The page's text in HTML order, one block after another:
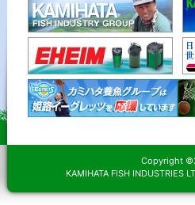
Copyright
KAMIHATA FISH INDUSTRIES